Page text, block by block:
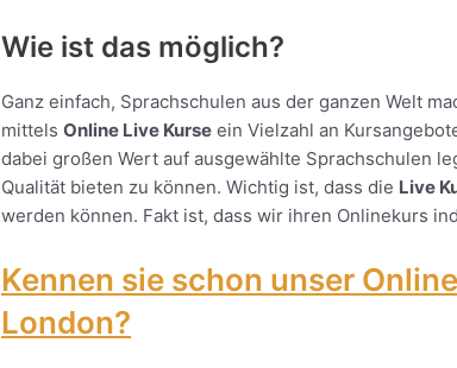
Wie ist das möglich?
Ganz einfach, Sprachschulen aus der ganzen Welt
mittelsOnline Live Kurse ein Vielzahl an
dabei großen Wert auf ausgewählte Sprachschulen
Qualität bieten zu können. Wichtig ist, dass die Live
werden können. Fakt ist, dass wir ihren Onlinekurs
Kennen sie schon unser
London?